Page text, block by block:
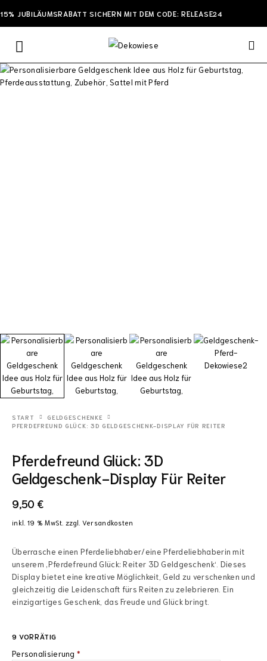
15% JUBILÄUMSRABATT SICHERN MIT DEM CODE: RELEASE24
START
GELDGESCHENKE
PFERDEFREUND GLÜCK: 3D GELDGESCHENK-DISPLAY FÜR REITER
Pferdefreund Glück: 3D
Geldgeschenk-Display Für Reiter
9,50 €
Überrasche einen Pferdeliebhaber/eine Pferdeliebhaberin mit
unserem ‚Pferdefreund Glück: Reiter 3D Geldgeschenk‘. Dieses
Display bietet eine kreative Möglichkeit, Geld zu verschenken und
gleichzeitig die Leidenschaft fürs Reiten zu zelebrieren. Ein
einzigartiges Geschenk, das Freude und Glück bringt.
9 VORRÄTIG
Personalisierung *
inkl. 19 % MwSt. zzgl. Versandkosten